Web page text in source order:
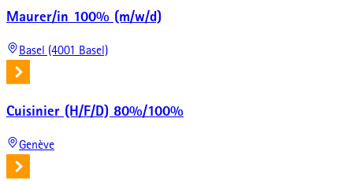
Maurer/in 100% (m/w/d)
Basel (4001 Basel)
Cuisinier (H/F/D) 80%/100%
Genève